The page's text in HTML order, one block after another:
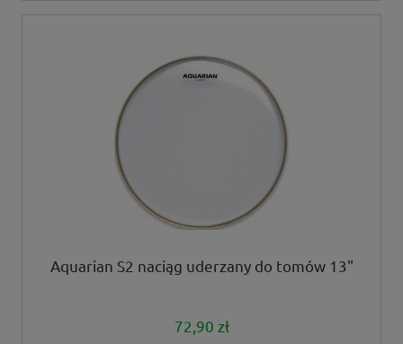
Aquarian S2 naciąg uderzany do tomów 13"
72,90 zł